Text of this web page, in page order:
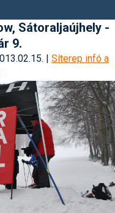
Sátoraljaújhely -
9.
| Síterep infó a